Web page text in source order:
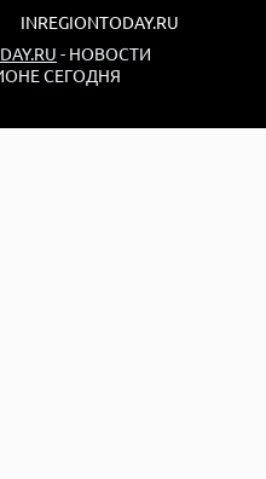
- НОВОСТИ
СЕГОДНЯ